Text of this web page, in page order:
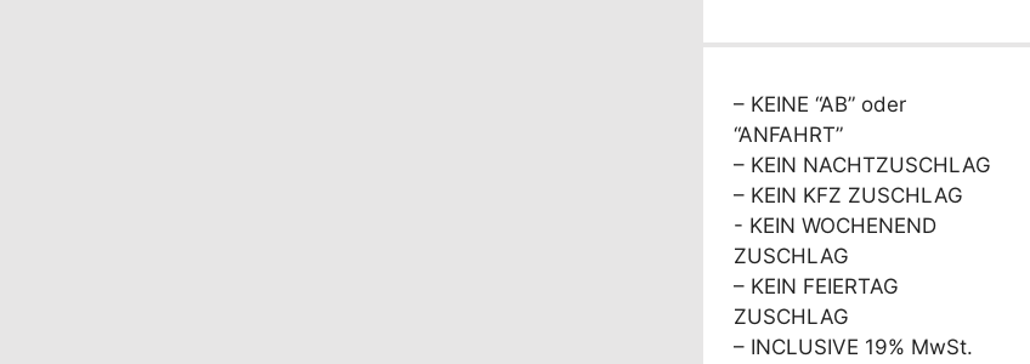
– KEINE “AB” oder
“ANFAHRT”
– KEIN NACHTZUSCHLAG
– KEIN KFZ ZUSCHLAG
- KEIN WOCHENEND
ZUSCHLAG
– KEIN FEIERTAG
ZUSCHLAG
– INCLUSIVE 19% MwSt.